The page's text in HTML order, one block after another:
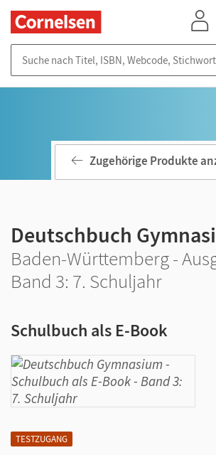
TESTZUGANG
Zugehörige Produkte
Deutschbuch
Baden-Württemberg -
Band 3: 7. Schuljahr
Schulbuch als E-Book